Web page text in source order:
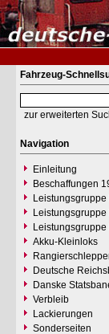
Fahrzeug-
zur erweiterten
Navigation
Einleitung
Beschaffungen
Leistungsgruppe I
Leistungsgruppe II
Leistungsgruppe
Akku-Kleinloks
Deutsche
Danske
Verbleib
Lackierungen
Sonderseiten